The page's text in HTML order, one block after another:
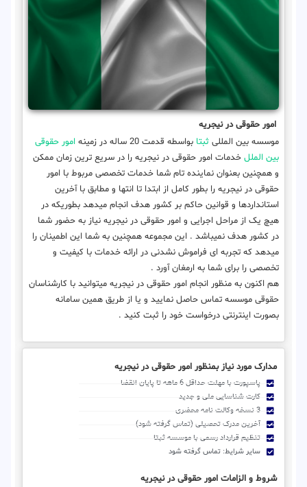
امور حقوقی در نیجریه
موسسه بین المللی ثبتا بواسطه قدمت 20 ساله در زمینه
امور حقوقی
بین الملل خدمات امور حقوقی در نیجریه را در سریع ترین زمان ممکن
و همچنین بعنوان نماینده تام شما خدمات تخصصی مربوط با امور
حقوقی در نیجریه را بطور کامل از ابتدا تا انتها و مطابق با آخرین
استانداردها و قوانین حاکم بر کشور هدف انجام میدهد بطوریکه در
هیچ یک از مراحل اجرایی و امور حقوقی در نیجریه نیاز به حضور شما
در کشور هدف نمیباشد . این مجموعه همچنین به شما این اطمینان را
میدهد که تجربه ای فراموش نشدنی در ارائه خدمات با کیفیت و
تخصصی را برای شما به ارمغان آورد .
هم اکنون به منظور انجام امور حقوقی در نیجریه میتوانید با کارشناسان
حقوقی موسسه تماس حاصل نمایید و یا از طریق همین سامانه
بصورت اینترنتی درخواست خود را ثبت کنید .
مدارک مورد نیاز بمنظور امور حقوقی در نیجریه
پاسپورت با مهلت حداقل 6 ماهه تا پایان انقضا
کارت شناسایی ملی و جدید
3 نسخه وکالت نامه محضری
آخرین مدرک تحصیلی (تماس گرفته شود)
تنظیم قرارداد رسمی با موسسه ثبتا
سایر شرایط: تماس گرفته شود
شروط و الزامات امور حقوقی در نیجریه